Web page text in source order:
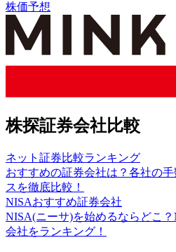
株価予想
株探証券会社比較
ネット証券比較ランキング
おすすめの証券会社は？各社の
スを徹底比較！
NISAおすすめ証券会社
NISA(ニーサ)を始めるならどこ
会社をランキング！